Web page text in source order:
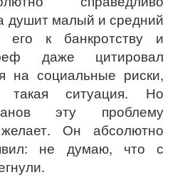
душит малый и средний
его к банкротству и
даже цитировал
на социальные риски,
такая ситуация. Но
эту проблему
Он абсолютно
не думаю, что с